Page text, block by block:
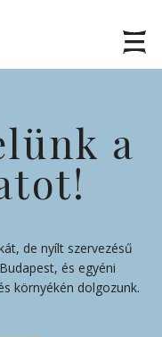
a
de nyílt szervezésű
és egyéni
környékén dolgozunk.